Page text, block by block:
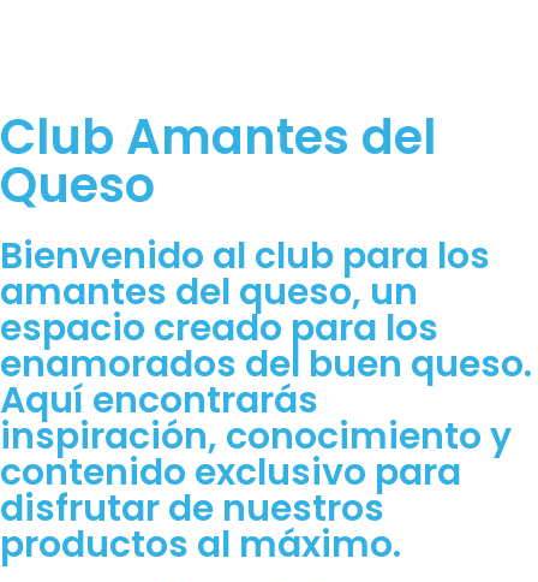
Club Amantes del
Queso
Bienvenido al club para los
amantes del queso, un
espacio creado para los
enamorados del buen queso.
Aquí encontrarás
inspiración, conocimiento y
contenido exclusivo para
disfrutar de nuestros
productos al máximo.